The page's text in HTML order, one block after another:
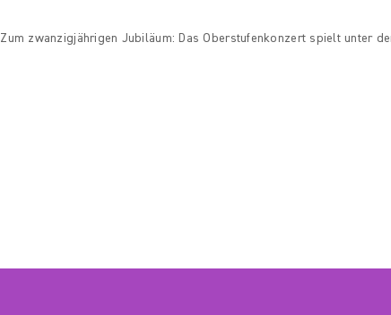
Zum zwanzigjährigen Jubiläum: Das Oberstufenkonzert spielt unter